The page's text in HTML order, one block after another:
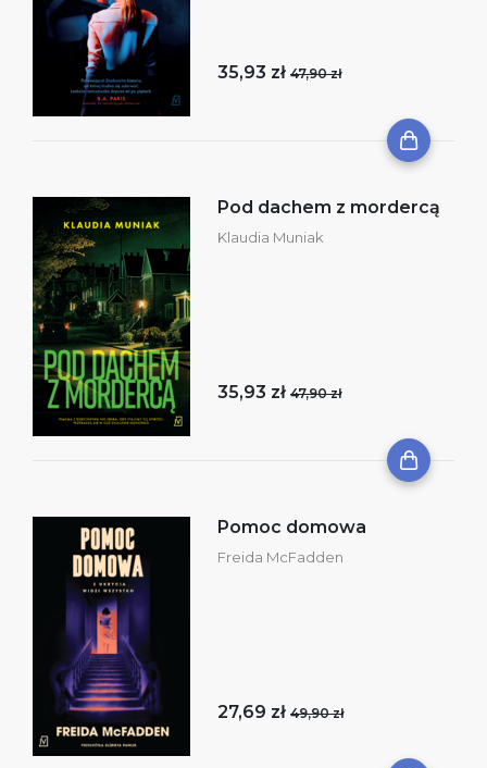
35,93 zł 47,90 zł
Pod dachem z mordercą
Klaudia Muniak
35,93 zł 47,90 zł
Pomoc domowa
Freida McFadden
27,69 zł 49,90 zł